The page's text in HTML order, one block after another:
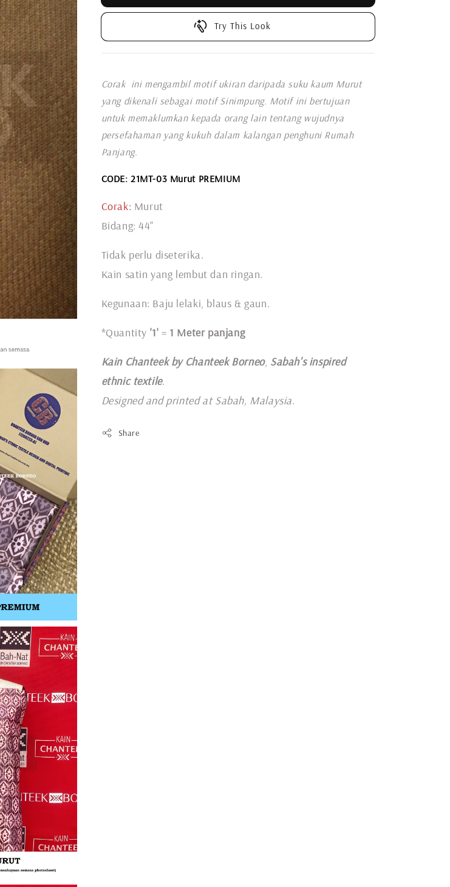
Try This Look
Corak ini mengambil motif ukiran daripada suku kaum Murut
yang dikenali sebagai motif Sinimpung. Motif ini bertujuan
untuk memaklumkan kepada orang lain tentang wujudnya
persefahaman yang kukuh dalam kalangan penghuni Rumah
Panjang.
CODE: 21MT-03 Murut PREMIUM
Corak: Murut
Bidang: 44"
Tidak perlu diseterika.
Kain satin yang lembut dan ringan.
Kegunaan: Baju lelaki, blaus & gaun.
*Quantity '1' = 1 Meter panjang
Kain Chanteek by Chanteek Borneo, Sabah's inspired
ethnic textile.
Designed and printed at Sabah, Malaysia.
Share